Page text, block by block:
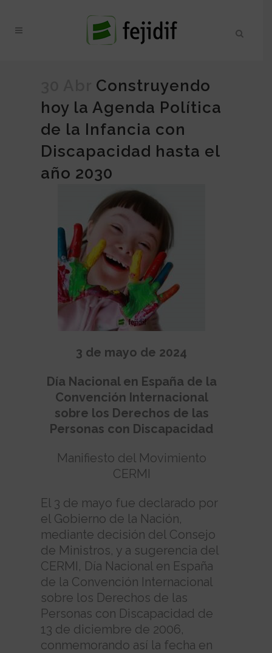
Construyendo
hoy la Agenda Política
de la Infancia con
Discapacidad hasta el
año 2030
3 de mayo de 2024
Día Nacional en España de la
Convención Internacional
sobre los Derechos de las
Personas con Discapacidad
Manifiesto del Movimiento
CERMI
El 3 de mayo fue declarado por
el Gobierno de la Nación,
mediante decisión del Consejo
de Ministros, y a sugerencia del
CERMI, Día Nacional en España
de la Convención Internacional
sobre los Derechos de las
Personas con Discapacidad de
13 de diciembre de 2006,
conmemorando así la fecha en